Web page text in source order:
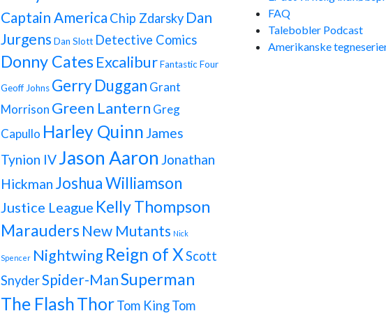
Captain America Chip Zdarsky Dan
Jurgens Dan Slott Detective Comics
Donny Cates Excalibur Fantastic Four
Geoff Johns Gerry Duggan Grant
Morrison Green Lantern Greg
Capullo Harley Quinn James
Tynion IVJason Aaron Jonathan
Hickman Joshua Williamson
Justice League Kelly Thompson
Marauders New Mutants Nick
Spencer Nightwing Reign of XScott
SnyderSpider-ManSuperman
The FlashThor Tom King Tom
FAQ
Talebobler Podcast
Amerikanske